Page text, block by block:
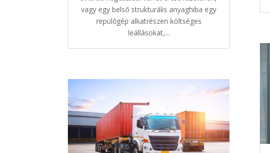
vagy egy belső strukturális anyaghiba egy
repülőgép alkatrészen költséges
leállásokat,...